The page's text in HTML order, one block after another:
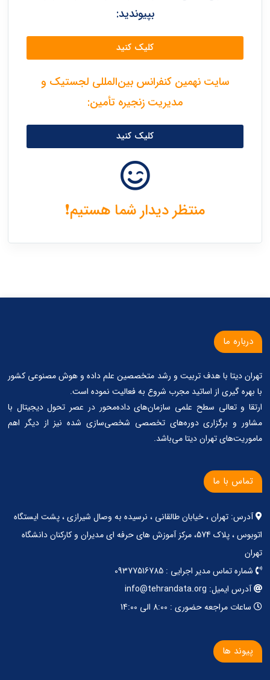
بپیوندید:
کلیک کنید
سایت نهمین کنفرانس بین‌المللی لجستیک و
مدیریت زنجیره تأمین:
کلیک کنید
منتظر دیدار شما هستیم❗️
درباره ما
تهران دیتا با هدف تربیت و رشد متخصصین علم داده و هوش مصنوعی کشور
با بهره گیری از اساتید مجرب شروع به فعالیت نموده است.
ارتقا و تعالی سطح علمی سازمان‌های داده‌محور در عصر تحول دیجیتال با
مشاور و برگزاری دوره‌های تخصصی شخصی‌سازی شده نیز از دیگر اهم
ماموریت‌های تهران دیتا می‌باشد.
تماس با ما
آدرس: تهران ، خیابان طالقانی ، نرسیده به وصال شیرازی ، پشت ایستگاه
اتوبوس ، پلاک 574، مرکز آموزش های حرفه ای مدیران و کارکنان دانشگاه
تهران
شماره تماس مدیر اجرایی : 09377516785
آدرس ایمیل: info@tehrandata.org
ساعات مراجعه حضوری : 8:00 الی 14:00
پیوند ها